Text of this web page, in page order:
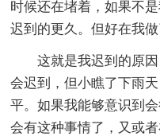
时候还在堵着，如果不
迟到的更久。但好在我做
这就是我迟到的原
会迟到，但小瞧了下雨
平。如果我能够意识到
会有这种事情了，又或